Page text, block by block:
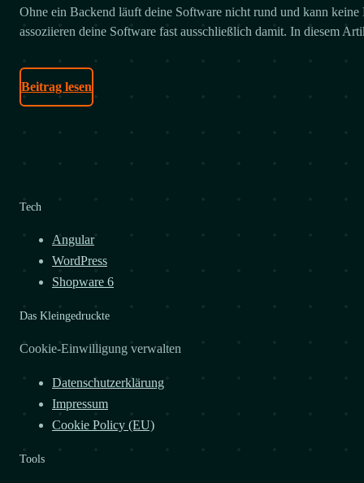
Ohne ein Backend läuft deine Software nicht rund und kann
assoziieren deine Software fast ausschließlich damit. In diesem
Beitrag lesen
Tech
Angular
WordPress
Shopware 6
Das Kleingedruckte
Cookie-Einwilligung verwalten
Datenschutzerklärung
Impressum
Cookie Policy (EU)
Tools